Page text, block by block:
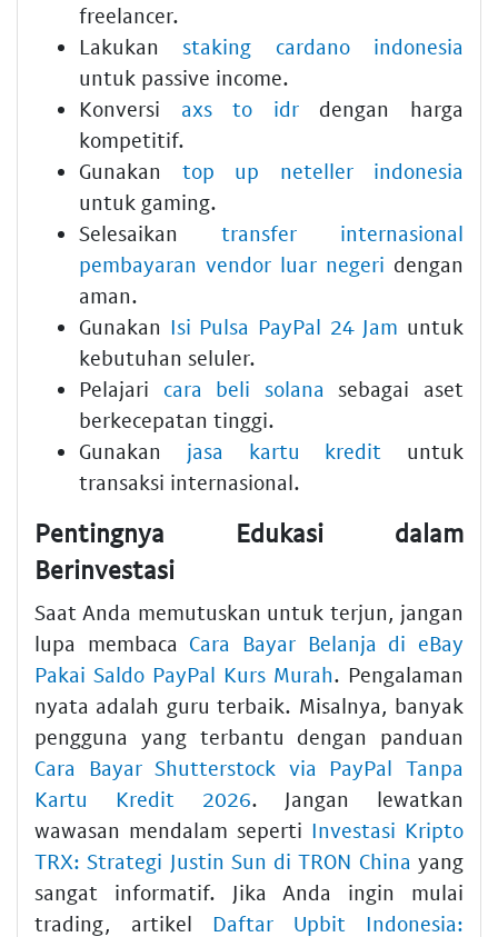
freelancer.
Lakukanstaking cardano indonesia
untuk passive income.
Konversi axs to idrdengan harga
kompetitif.
Gunakan top up neteller indonesia
untuk gaming.
Selesaikan transfer internasional
pembayaran vendor luar negeri dengan
aman.
Gunakan Isi Pulsa PayPal 24 Jam untuk
kebutuhan seluler.
Pelajari cara beli solana sebagai aset
berkecepatan tinggi.
Gunakan jasa kartu kredit untuk
transaksi internasional.
Pentingnya Edukasi dalam
Berinvestasi
Saat Anda memutuskan untuk terjun, jangan
lupa membaca Cara Bayar Belanja di eBay
Pakai Saldo PayPal Kurs Murah. Pengalaman
nyata adalah guru terbaik. Misalnya, banyak
pengguna yang terbantu dengan panduan
Cara Bayar Shutterstock via PayPal Tanpa
Kartu Kredit 2026. Jangan lewatkan
wawasan mendalam seperti Investasi Kripto
TRX: Strategi Justin Sun di TRON China yang
sangat informatif. Jika Anda ingin mulai
trading, artikel Daftar Upbit Indonesia: